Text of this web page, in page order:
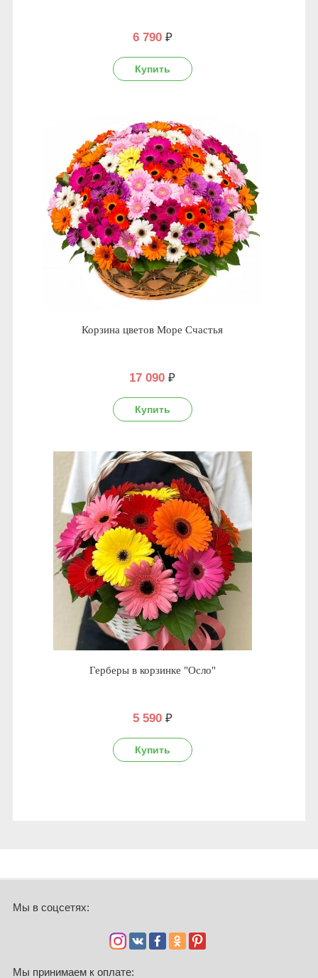
6 790 ₽
Корзина цветов Море Счастья
17 090 ₽
Герберы в корзинке "Осло"
5 590 ₽
Мы в соцсетях:
Мы принимаем к оплате: